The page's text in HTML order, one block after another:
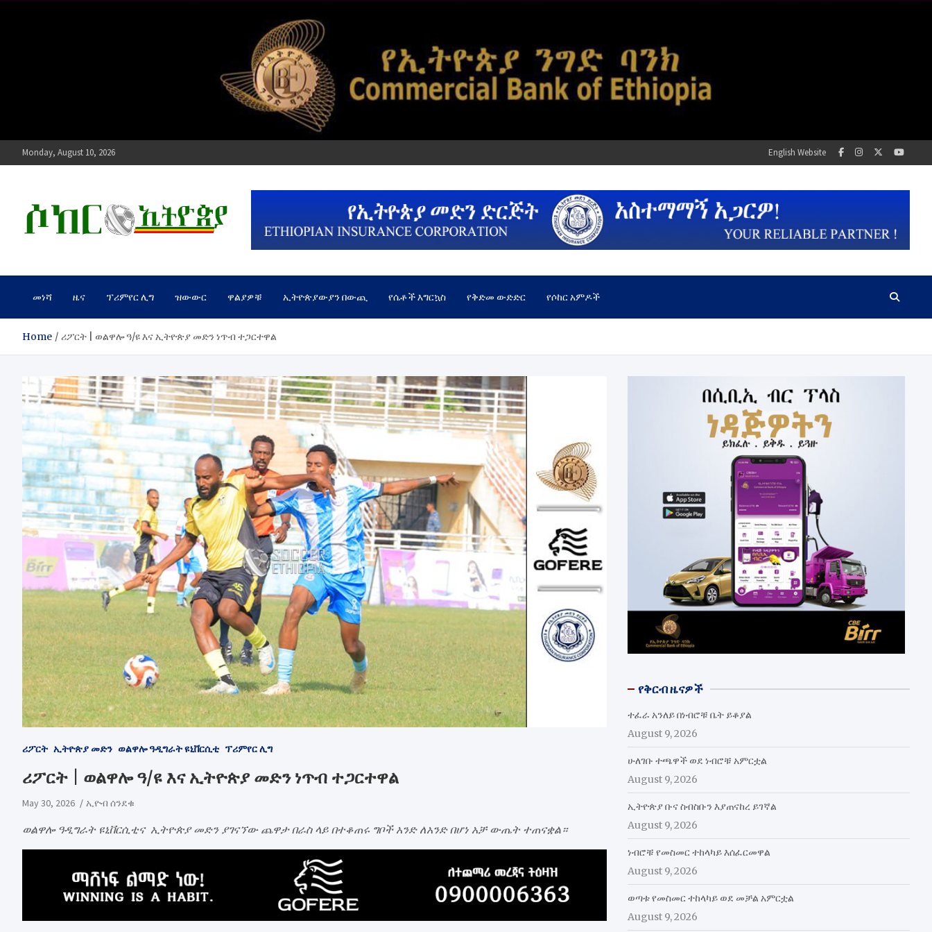
Monday, August 10, 2026 English Website
ሶከር ኢትዮጵያ
መነሻ ዜና ፕሪምየር ሊግ ዝውውር ዋልያዎቹ ኢትዮጵያውያን በውጪ የሴቶች እግርኳስ የቅድመ ውድድር የሶከር አምዶች
Home ሪፖርት | ወልዋሎ ዓ/ዩ እና ኢትዮጵያ መድን ነጥብ ተጋርተዋል
ሪፖርት ኢትዮጵያ መድን ወልዋሎ ዓዲግራት ዩኒቨርሲቲ ፕሪምየር ሊግ
ሪፖርት | ወልዋሎ ዓ/ዩ እና ኢትዮጵያ መድን ነጥብ ተጋርተዋል
May 30, 2026 ኢዮብ ሰንደቁ
ወልዋሎ ዓዲግራት ዩኒቨርሲቲና ኢትዮጵያ መድን ያገናኘው ጨዋታ በራስ ላይ በተቆጠሩ ግቦች አንድ ለአንድ በሆነ አቻ ውጤት ተጠናቋል።
የቅርብ ዜናዎች
ተፈራ አንለይ በነብሮቹ ቤት ይቆያል
August 9, 2026
ሁለገቡ ተጫዋች ወደ ነብሮቹ አምርቷል
August 9, 2026
ኢትዮጵያ ቡና ስብስቡን እያጠናከረ ይገኛል
August 9, 2026
ነብሮቹ የመስመር ተከላካይ እሰፈርመዋል
August 9, 2026
ወጣቱ የመስመር ተከላካይ ወደ መቻል አምርቷል
August 9, 2026